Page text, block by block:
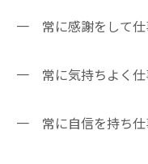
一 常に感謝をして仕
一 常に気持ちよく仕
一 常に自信を持ち仕